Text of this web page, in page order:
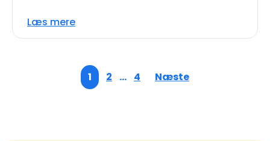
Læs mere
1 2 … 4 Næste